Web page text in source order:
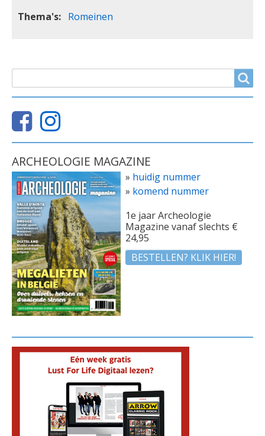
Thema's Romeinen
ZOEKVELD
ARCHEOLOGIE MAGAZINE
» huidig nummer
» komend nummer
1e jaar Archeologie
Magazine vanaf slechts €
24,95
BESTELLEN? KLIK HIER!